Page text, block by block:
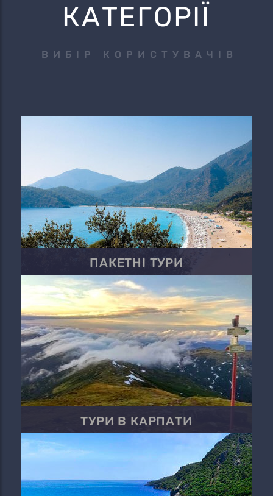
КАТЕГОРІЇ
ВИБІР КОРИСТУВАЧІВ
ПАКЕТНІ ТУРИ
ТУРИ В КАРПАТИ